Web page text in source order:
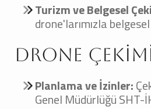
Turizm ve Belgesel
drone'larımızla
Drone
Planlama ve İzinler:
Genel Müdürlüğü